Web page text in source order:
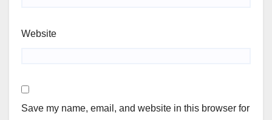
Website
Save my name, email, and website in this browser for